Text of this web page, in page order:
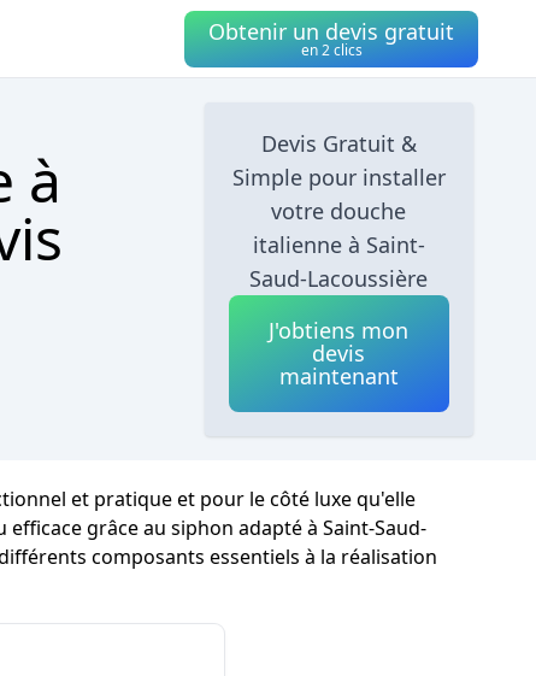
Obtenir un devis gratuit
en 2 clics
à
Devis Gratuit &
Simple pour installer
votre douche
italienne à Saint-
Saud-Lacoussière
J'obtiens mon
devis
maintenant
et pratique et pour le côté luxe qu'elle
grâce au siphon adapté à Saint-Saud-
composants essentiels à la réalisation